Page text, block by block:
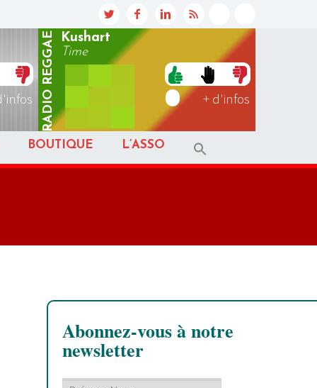
RADIO
REGGAE
Kushart
Time
+ d'infos
BOUTIQUE L’ASSO
Abonnez-vous à notre
newsletter